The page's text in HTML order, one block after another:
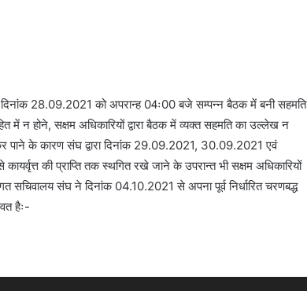
28.09.2021 को अपरान्ह 04ः00 बजे सम्पन्न बैठक में बनी सहमति
में न होने, सक्षम अधिकारियों द्वारा बैठक में व्यक्त सहमति का उल्लेख न
पाने के कारण संघ द्वारा दिनांक 29.09.2021, 30.09.2021 एवं
की प्राप्ति तक स्थगित रखे जाने के उपरान्त भी सक्षम अधिकारियों
सचिवालय संघ ने दिनांक 04.10.2021 से अपना पूर्व निर्धारित चरणबद्ध
हैः-